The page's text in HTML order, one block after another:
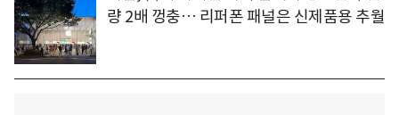
량 2배 껑충… 리퍼폰 패널은 신제품용 추월